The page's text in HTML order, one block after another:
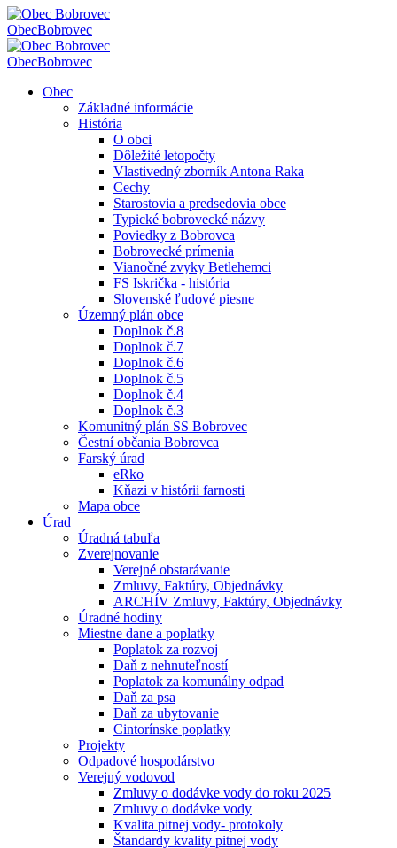
ObecBobrovec
ObecBobrovec
Obec
Základné informácie
História
O obci
Dôležité letopočty
Vlastivedný zborník Antona Raka
Cechy
Starostovia a predsedovia obce
Typické bobrovecké názvy
Poviedky z Bobrovca
Bobrovecké prímenia
Vianočné zvyky Betlehemci
FS Iskrička - história
Slovenské ľudové piesne
Územný plán obce
Doplnok č.8
Doplnok č.7
Doplnok č.6
Doplnok č.5
Doplnok č.4
Doplnok č.3
Komunitný plán SS Bobrovec
Čestní občania Bobrovca
Farský úrad
eRko
Kňazi v histórii farnosti
Mapa obce
Úrad
Úradná tabuľa
Zverejnovanie
Verejné obstarávanie
Zmluvy, Faktúry, Objednávky
ARCHÍV Zmluvy, Faktúry, Objednávky
Úradné hodiny
Miestne dane a poplatky
Poplatok za rozvoj
Daň z nehnuteľností
Poplatok za komunálny odpad
Daň za psa
Daň za ubytovanie
Cintorínske poplatky
Projekty
Odpadové hospodárstvo
Verejný vodovod
Zmluvy o dodávke vody do roku 2025
Zmluvy o dodávke vody
Kvalita pitnej vody- protokoly
Štandardy kvality pitnej vody